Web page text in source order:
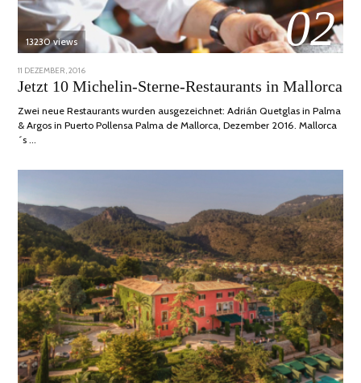
02
13230 views
POSTED
ON
11 DEZEMBER, 2016
JUNI,
2020
Jetzt 10 Michelin-Sterne-Restaurants in Mallorca
Zwei neue Restaurants wurden ausgezeichnet: Adrián Quetglas in Palma
& Argos in Puerto Pollensa Palma de Mallorca, Dezember 2016. Mallorca
´s …